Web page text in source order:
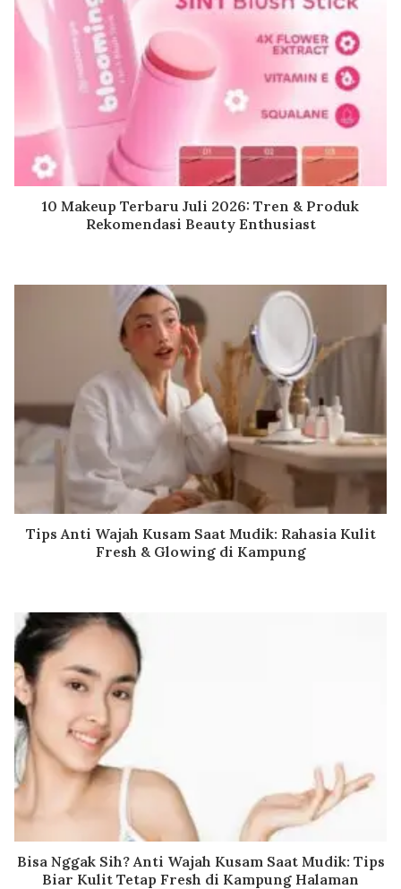
10 Makeup Terbaru Juli 2026: Tren & Produk
Rekomendasi Beauty Enthusiast
Tips Anti Wajah Kusam Saat Mudik: Rahasia Kulit
Fresh & Glowing di Kampung
Bisa Nggak Sih? Anti Wajah Kusam Saat Mudik: Tips
Biar Kulit Tetap Fresh di Kampung Halaman